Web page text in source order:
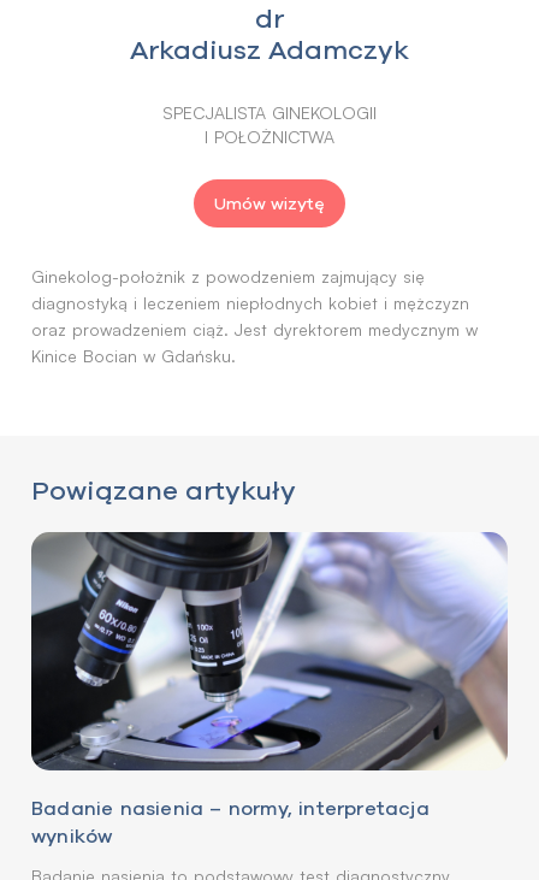
dr
Arkadiusz Adamczyk
SPECJALISTA GINEKOLOGII
I POŁOŻNICTWA
Umów wizytę
Ginekolog-położnik z powodzeniem zajmujący się
diagnostyką i leczeniem niepłodnych kobiet i mężczyzn
oraz prowadzeniem ciąż. Jest dyrektorem medycznym w
Kinice Bocian w Gdańsku.
Powiązane artykuły
Badanie nasienia – normy, interpretacja
wyników
Badanie nasienia to podstawowy test diagnostyczny